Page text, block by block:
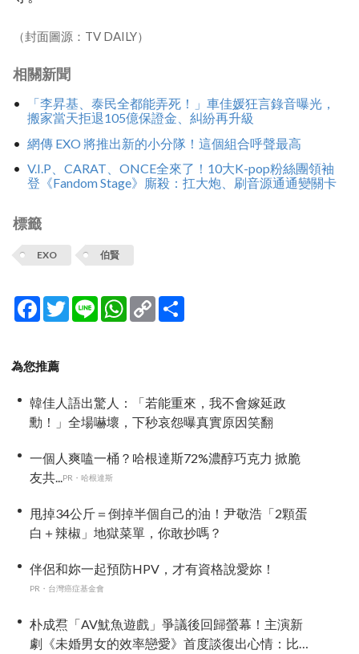
（封面圖源：TV DAILY）
相關新聞
「李昇基、泰民全都能弄死！」車佳媛狂言錄音曝光，
搬家當天拒退105億保證金、糾紛再升級
網傳 EXO 將推出新的小分隊！這個組合呼聲最高
V.I.P、CARAT、ONCE全來了！10大K-pop粉絲團領袖
登《Fandom Stage》廝殺：扛大炮、刷音源通通變關卡
標籤
EXO 伯賢
Facebook
TwitterLine WhatsApp
Copy
Link
為您推薦
韓佳人語出驚人：「若能重來，我不會嫁延政
勳！」全場嚇壞，下秒哀怨曝真實原因笑翻
一個人爽嗑一桶？哈根達斯72%濃醇巧克力 掀脆
友共...PR・哈根達斯
甩掉34公斤＝倒掉半個自己的油！尹敬浩「2顆蛋
白＋辣椒」地獄菜單，你敢抄嗎？
伴侶和妳一起預防HPV，才有資格說愛妳！
PR・台灣癌症基金會
朴成焄「AV魷魚遊戲」爭議後回歸螢幕！主演新
劇《未婚男女的效率戀愛》首度談復出心情：比